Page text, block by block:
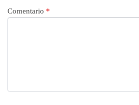
Comentario *